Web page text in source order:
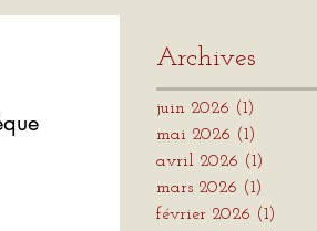
Archives
juin 2026 (1)
mai 2026 (1)
avril 2026 (1)
mars 2026 (1)
février 2026 (1)